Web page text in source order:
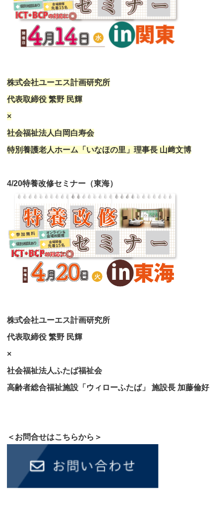
株式会社ユーエス計画研究所
代表取締役 繁野 民輝
×
社会福祉法人白岡白寿会
特別養護老人ホーム「いなほの里」理事長 山﨑文博
4/20特養改修セミナー（東海）
株式会社ユーエス計画研究所
代表取締役 繁野 民輝
×
社会福祉法人ふたば福祉会
高齢者総合福祉施設「ウィローふたば」 施設長 加藤倫好
＜お問合せはこちらから＞